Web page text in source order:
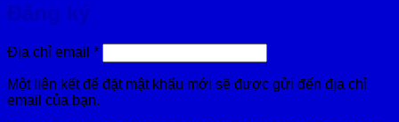
Đăng ký
Địa chỉ email *Bắt
buộc
Một liên kết để đặt mật khẩu mới sẽ được gửi đến địa chỉ
email của bạn.